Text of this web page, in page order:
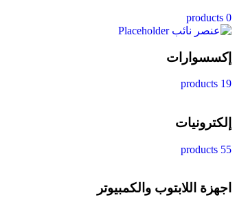
0 products
إكسسوارات
19 products
إلكترونيات
55 products
اجهزة اللابتوب والكمبيوتر